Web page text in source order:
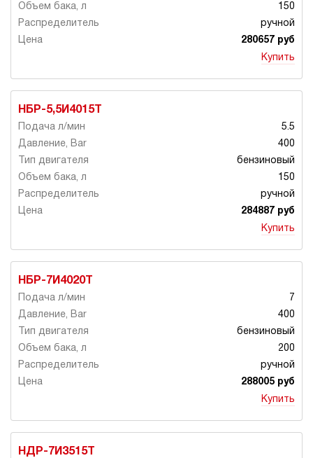
150
ручной
280657 руб
Купить
НБР-5,5И4015Т
5.5
400
бензиновый
150
ручной
284887 руб
Купить
НБР-7И4020Т
7
400
бензиновый
200
ручной
288005 руб
Купить
НДР-7И3515Т